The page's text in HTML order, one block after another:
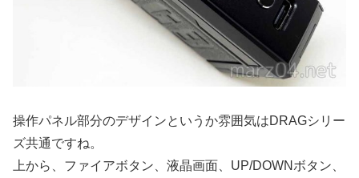
操作パネル部分のデザインというか雰囲気はDRAGシリー
ズ共通ですね。
上から、ファイアボタン、液晶画面、UP/DOWNボタン、